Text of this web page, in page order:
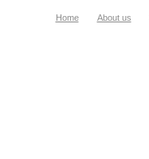
Home About us